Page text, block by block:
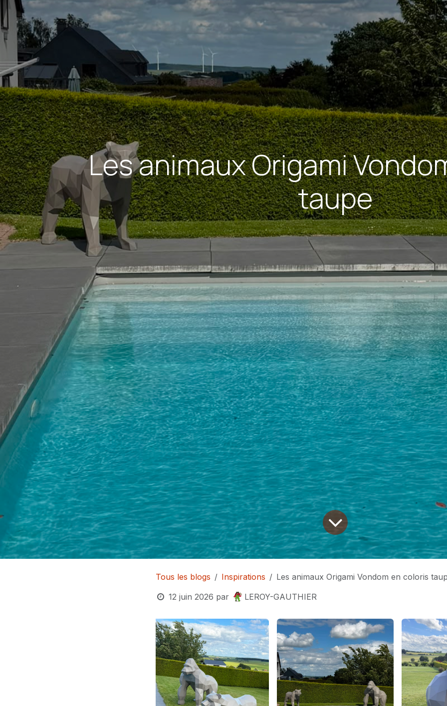
Les animaux Origami
taupe
Tous les blogs Inspirations
Les animaux Origami Vondom en coloris
12 juin 2026 par LEROY-GAUTHIER